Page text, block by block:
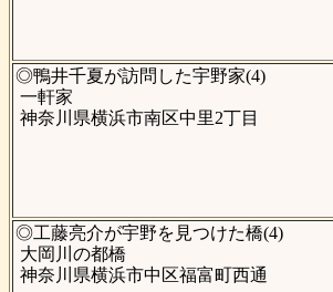
◎鴨井千夏が訪問した宇野家(4)
一軒家
神奈川県横浜市南区中里2丁目
◎工藤亮介が宇野を見つけた橋(4)
大岡川の都橋
神奈川県横浜市中区福富町西通